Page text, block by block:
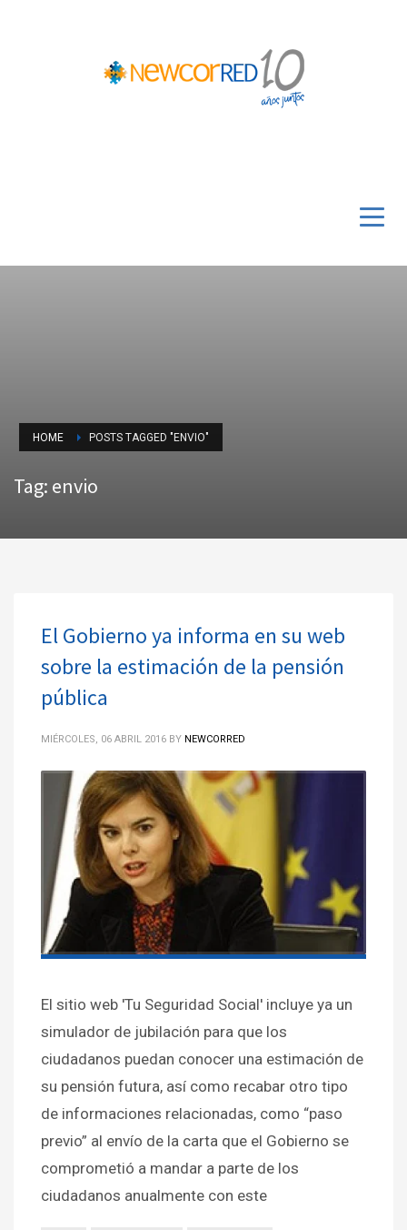
HOME POSTS TAGGED "ENVIO"
Tag: envio
El Gobierno ya informa en su web
sobre la estimación de la pensión
pública
MIÉRCOLES, 06 ABRIL 2016 BY NEWCORRED
El sitio web 'Tu Seguridad Social' incluye ya un
simulador de jubilación para que los
ciudadanos puedan conocer una estimación de
su pensión futura, así como recabar otro tipo
de informaciones relacionadas, como “paso
previo” al envío de la carta que el Gobierno se
comprometió a mandar a parte de los
ciudadanos anualmente con este